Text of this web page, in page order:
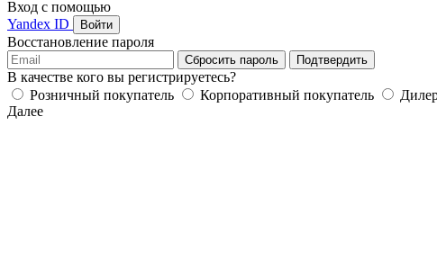
Вход с помощью
Yandex ID
Войти
Восстановление пароля
Сбросить пароль Подтвердить
В качестве кого вы регистрируетесь?
Розничный покупатель
Корпоративный покупатель
Далее